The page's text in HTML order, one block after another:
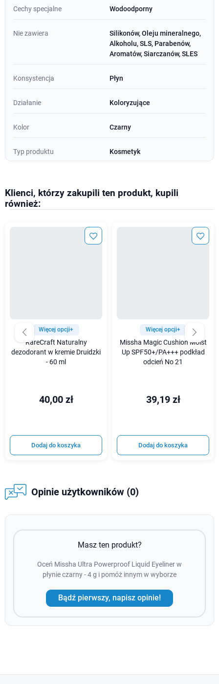
Cechy specjalne Wodoodporny
Nie zawiera
Silikonów, Oleju mineralnego,
Alkoholu, SLS, Parabenów,
Aromatów, Siarczanów, SLES
Konsystencja Płyn
Działanie Koloryzujące
Kolor Czarny
Typ produktu Kosmetyk
Klienci, którzy zakupili ten produkt, kupili
również:
Więcej opcji+
RareCraft Naturalny
dezodorant w kremie Druidzki
- 60 ml
40,00 zł
Dodaj do koszyka
Więcej opcji+
Missha Magic Cushion Moist
Up SPF50+/PA+++ podkład
odcień No 21
39,19 zł
Dodaj do koszyka
Opinie użytkowników (0)
Masz ten produkt?
Oceń Missha Ultra Powerproof Liquid Eyeliner w
płynie czarny - 4 g i pomóż innym w wyborze
Bądź pierwszy, napisz opinie!